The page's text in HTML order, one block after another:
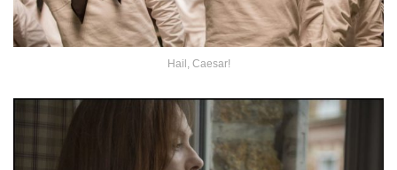
Hail, Caesar!